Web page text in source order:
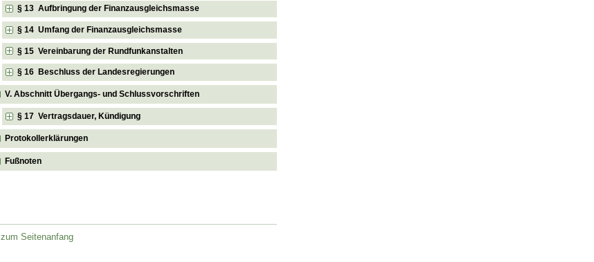
§ 13 Aufbringung der Finanzausgleichsmasse
§ 14 Umfang der Finanzausgleichsmasse
§ 15 Vereinbarung der Rundfunkanstalten
§ 16 Beschluss der Landesregierungen
V. Abschnitt Übergangs- und Schlussvorschriften
§ 17 Vertragsdauer, Kündigung
Protokollerklärungen
Fußnoten
zum Seitenanfang